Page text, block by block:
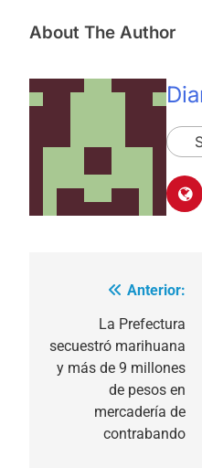
About The Author
Navegación
entradas
Anterior:
La Prefectura
secuestró marihuana
y más de 9 millones
de pesos en
mercadería de
contrabando